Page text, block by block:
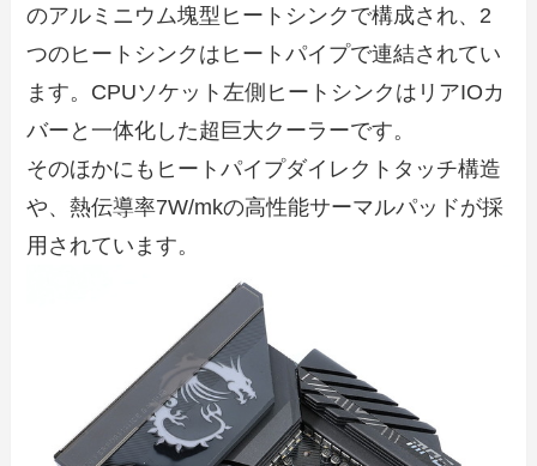
のアルミニウム塊型ヒートシンクで構成され、2
つのヒートシンクはヒートパイプで連結されてい
ます。CPUソケット左側ヒートシンクはリアIOカ
バーと一体化した超巨大クーラーです。
そのほかにもヒートパイプダイレクトタッチ構造
や、熱伝導率7W/mkの高性能サーマルパッドが採
用されています。